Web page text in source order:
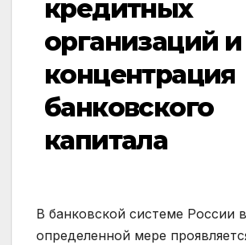
кредитных
организаций и
концентрация
банковского
капитала
В банковской системе России в
определенной мере